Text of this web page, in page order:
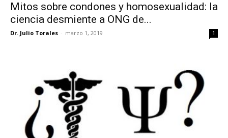
Mitos sobre condones y homosexualidad: la
ciencia desmiente a ONG de...
Dr. Julio Torales - marzo 1, 2019 1